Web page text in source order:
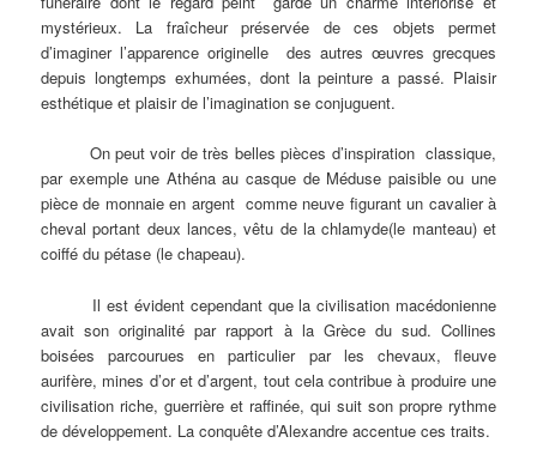
mystérieux. La fraîcheur préservée de ces objets permet
d’imaginer l’apparence originelle des autres œuvres grecques
depuis longtemps exhumées, dont la peinture a passé. Plaisir
esthétique et plaisir de l’imagination se conjuguent.
On peut voir de très belles pièces d’inspiration classique,
par exemple une Athéna au casque de Méduse paisible ou une
pièce de monnaie en argent comme neuve figurant un cavalier à
cheval portant deux lances, vêtu de la chlamyde(le manteau) et
coiffé du pétase (le chapeau).
Il est évident cependant que la civilisation macédonienne
avait son originalité par rapport à la Grèce du sud. Collines
boisées parcourues en particulier par les chevaux, fleuve
aurifère, mines d’or et d’argent, tout cela contribue à produire une
civilisation riche, guerrière et raffinée, qui suit son propre rythme
de développement. La conquête d’Alexandre accentue ces traits.